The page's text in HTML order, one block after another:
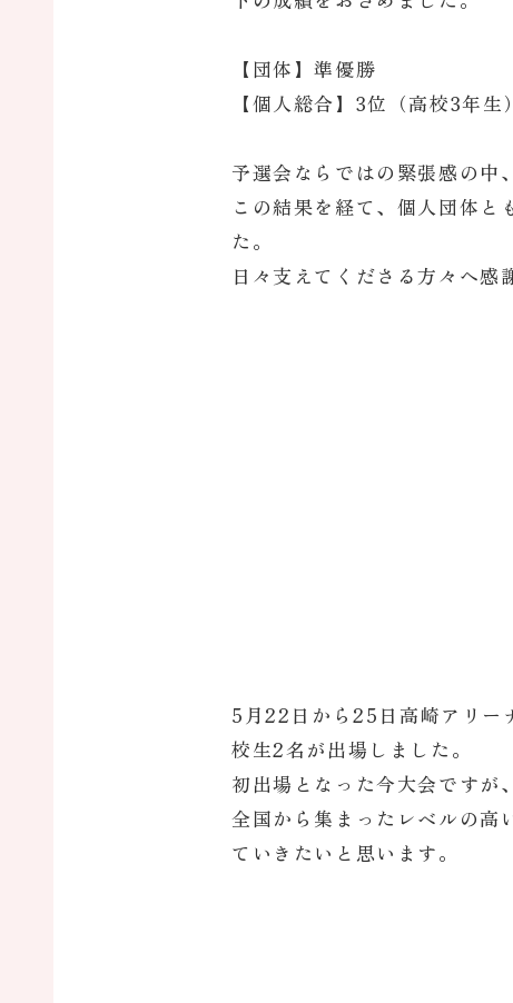
【団体】準優勝
【個人総合】3位（高校3年生）
予選会ならではの緊張感の中
この結果を経て、個人団体
た。
日々支えてくださる方々へ感
5月22日から25日高崎アリー
校生2名が出場しました。
初出場となった今大会ですが
全国から集まったレベルの高
ていきたいと思います。